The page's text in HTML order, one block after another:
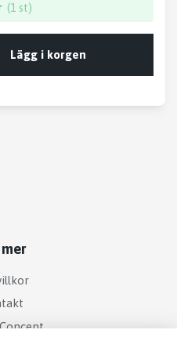
(1 st)
Lägg i korgen